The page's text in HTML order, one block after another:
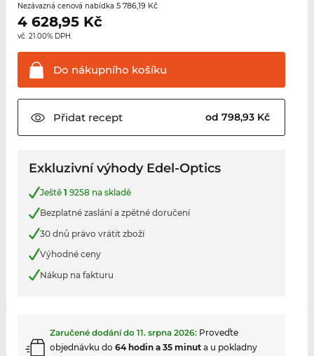
Nezávazná cenová nabídka 5 786,19 Kč
4 628,95Kč
vč. 21.00% DPH.
Do nákupního košíku
Přidatrecept od 798,93 Kč
Exkluzivní výhody Edel-Optics
Ještě 1 9258 na skladě
Bezplatné zaslání a zpětné doručení
30 dnů právo vrátit zboží
Výhodné ceny
Nákup na fakturu
Zaručené dodání do 11. srpna 2026: Proveďte
objednávku do 64 hodin a 35 minuta u pokladny